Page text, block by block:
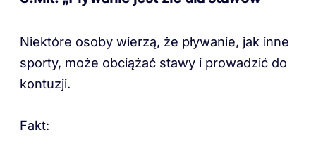
Niektóre osoby wierzą, że pływanie, jak inne
sporty, może obciążać stawy i prowadzić do
kontuzji.
Fakt: